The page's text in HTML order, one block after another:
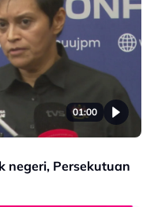
01:00
negeri, Persekutuan